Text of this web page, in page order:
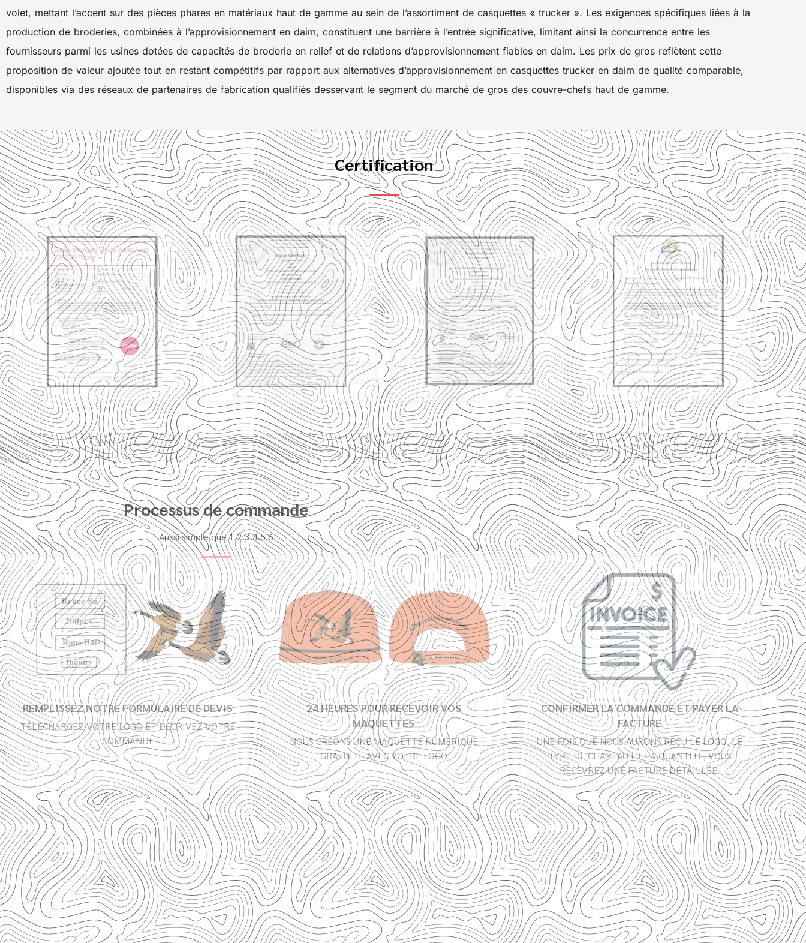
volet, mettant l’accent sur des pièces phares en matériaux haut de gamme au sein de l’assortiment de casquettes « trucker ». Les exigences spécifiques liées à la
production de broderies, combinées à l’approvisionnement en daim, constituent une barrière à l’entrée significative, limitant ainsi la concurrence entre les
fournisseurs parmi les usines dotées de capacités de broderie en relief et de relations d’approvisionnement fiables en daim. Les prix de gros reflètent cette
proposition de valeur ajoutée tout en restant compétitifs par rapport aux alternatives d’approvisionnement en casquettes trucker en daim de qualité comparable,
disponibles via des réseaux de partenaires de fabrication qualifiés desservant le segment du marché de gros des couvre-chefs haut de gamme.
Certification
Processus de commande
Aussi simple que 1.2.3.4.5.6
REMPLISSEZ NOTRE FORMULAIRE DE DEVIS
TÉLÉCHARGEZ VOTRE LOGO ET DÉCRIVEZ VOTRE
COMMANDE
24 HEURES POUR RECEVOIR VOS
MAQUETTES
NOUS CRÉONS UNE MAQUETTE NUMÉRIQUE
GRATUITE AVEC VOTRE LOGO
CONFIRMER LA COMMANDE ET PAYER LA
FACTURE
UNE FOIS QUE NOUS AURONS REÇU LE LOGO, LE
TYPE DE CHAPEAU ET LA QUANTITÉ, VOUS
RECEVREZ UNE FACTURE DÉTAILLÉE.